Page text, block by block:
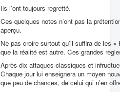
Ils l’ont toujours regretté.
Ces quelques notes n’ont pas la
aperçu.
Ne pas croire surtout qu’il suffira de les
que la réalité est autre. Ces grandes
Après dix attaques classiques et
Chaque jour lui enseignera un moyen
que peu de chances, de celui qui n’en